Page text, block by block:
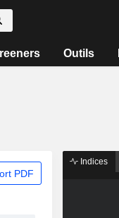
Outils
PDF
Indices